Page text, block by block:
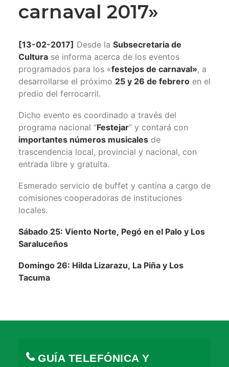
carnaval 2017»
[13-02-2017] Desde la Subsecretaria de
Cultura se informa acerca de los eventos
programados para los «festejos de carnaval», a
desarrollarse el próximo 25 y 26 de febrero en el
predio del ferrocarril.
Dicho evento es coordinado a través del
programa nacional “Festejar” y contará con
importantes números musicales de
trascendencia local, provincial y nacional, con
entrada libre y gratuita.
Esmerado servicio de buffet y cantina a cargo de
comisiones cooperadoras de instituciones
locales.
Sábado 25: Viento Norte, Pegó en el Palo y Los
Saraluceños
Domingo 26: Hilda Lizarazu, La Piña y Los
Tacuma
GUÍA TELEFÓNICA Y